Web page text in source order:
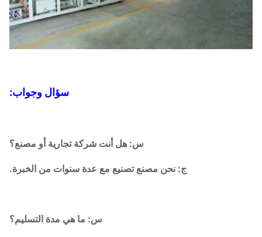
سؤال وجواب:
س: هل أنت شركة تجارية أو مصنع؟
ج: نحن مصنع تصنيع مع عدة سنوات من الخبرة.
س: ما هي مدة التسليم؟